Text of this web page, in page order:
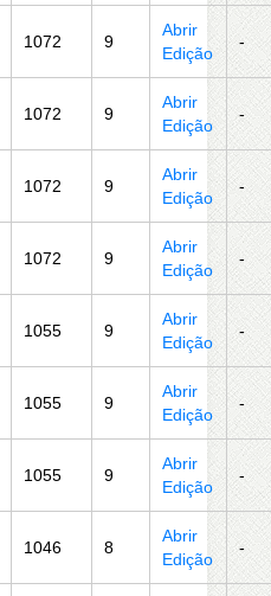
1072 9
Abrir
Edição
-
1072 9
Abrir
Edição
-
1072 9
Abrir
Edição
-
1072 9
Abrir
Edição
-
1055 9
Abrir
Edição
-
1055 9
Abrir
Edição
-
1055 9
Abrir
Edição
-
1046 8
Abrir
Edição
-